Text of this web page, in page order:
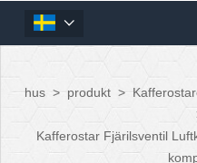

hus > produkt >
Kafferostar Fjärilsventil